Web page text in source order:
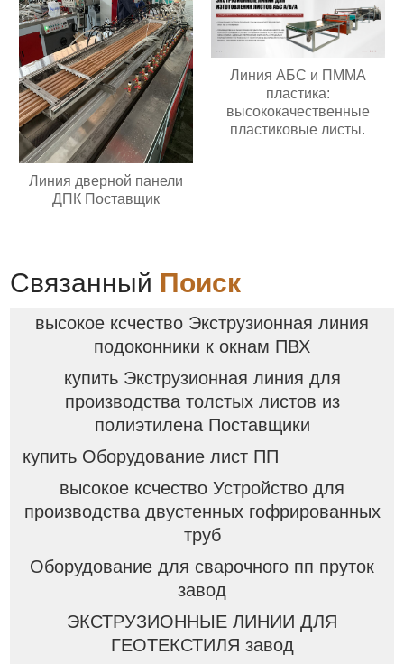
Линия дверной панели
ДПК Поставщик
Линия АБС и ПММА
пластика:
высококачественные
пластиковые листы.
Связанный Поиск
высокое ксчество Экструзионная линия
подоконники к окнам ПВХ
купить Экструзионная линия для
производства толстых листов из
полиэтилена Поставщики
купить Оборудование лист ПП
высокое ксчество Устройство для
производства двустенных гофрированных
труб
Оборудование для сварочного пп пруток
завод
ЭКСТРУЗИОННЫЕ ЛИНИИ ДЛЯ
ГЕОТЕКСТИЛЯ завод